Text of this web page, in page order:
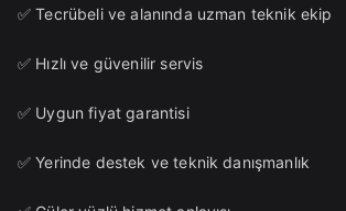
✅ Tecrübeli ve alanında uzman teknik ekip
✅ Hızlı ve güvenilir servis
✅ Uygun fiyat garantisi
✅ Yerinde destek ve teknik danışmanlık